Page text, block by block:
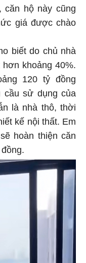
căn hộ này cũng
giá được chào
biết do chủ nhà
khoảng 40%.
120 tỷ đồng
sử dụng của
là nhà thô, thời
kế nội thất. Em
hoàn thiện căn